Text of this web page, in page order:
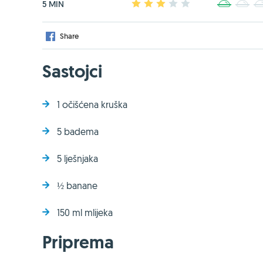
5 MIN 2 3 4
Share
Sastojci
1 očišćena kruška
5 badema
5 lješnjaka
½ banane
150 ml mlijeka
Priprema